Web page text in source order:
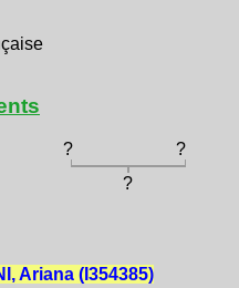
?
?
?
Ariana (I354385)